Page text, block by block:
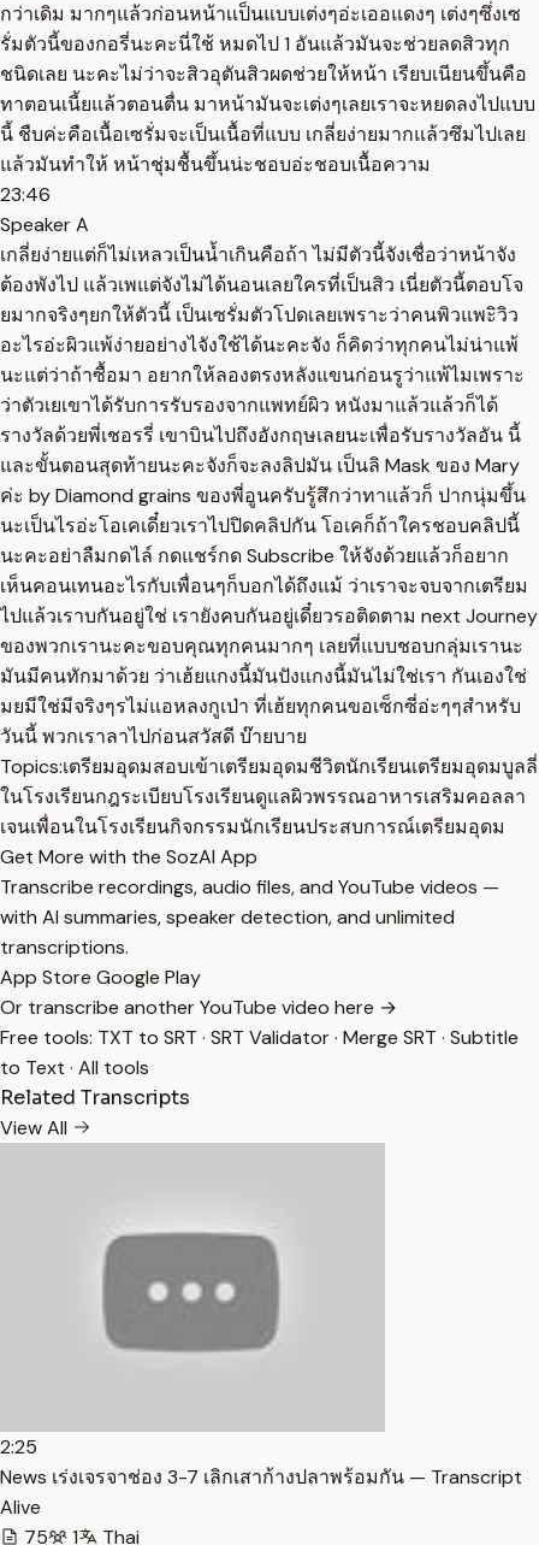
กว่าเดิม มากๆแล้วก่อนหน้าเเป็นแบบเต่งๆอ่ะเออแดงๆ เต่งๆซึ่งเซ
รั่มตัวนี้ของกอรี่นะคะนี่ใช้ หมดไป 1 อันแล้วมันจะช่วยลดสิวทุก
ชนิดเลย นะคะไม่ว่าจะสิวอุตันสิวผดช่วยให้หน้า เรียบเนียนขึ้นคือ
ทาตอนเนี้ยแล้วตอนตื่น มาหน้ามันจะเต่งๆเลยเราจะหยดลงไปแบบ
นี้ ชืบค่ะคือเนื้อเซรั่มจะเป็นเนื้อที่แบบ เกลี่ยง่ายมากแล้วซึมไปเลย
แล้วมันทำให้ หน้าชุ่มชื้นขึ้นน่ะชอบอ่ะชอบเนื้อความ
23:46
Speaker A
เกลี่ยง่ายแต่ก็ไม่เหลวเป็นน้ำเกินคือถ้า ไม่มีตัวนี้จังเชื่อว่าหน้าจัง
ต้องพังไป แล้วเพแต่จังไม่ได้นอนเลยใครที่เป็นสิว เนี่ยตัวนี้ตอบโจ
ยมากจริงๆยกให้ตัวนี้ เป็นเซรั่มตัวโปดเลยเพราะว่าคนพิวแพะิวิว
อะไรอ่ะผิวแพ้ง่ายอย่างไจังใช้ได้นะคะจัง ก็คิดว่าทุกคนไม่น่าแพ้
นะแต่ว่าถ้าซื้อมา อยากให้ลองตรงหลังแขนก่อนรูว่าแพ้ไมเพราะ
ว่าตัวเยเขาได้รับการรับรองจากแพทย์ผิว หนังมาแล้วแล้วก็ได้
รางวัลด้วยพี่เชอรรี่ เขาบินไปถึงอังกฤษเลยนะเพื่อรับรางวัลอัน นี้
และขั้นตอนสุดท้ายนะคะจังก็จะลงลิปมัน เป็นลิ Mask ของ Mary
ค่ะ by Diamond grains ของพี่อูนครับรู้สึกว่าทาแล้วก็ ปากนุ่มขึ้น
นะเป็นไรอ่ะโอเคเดี๋ยวเราไปปิดคลิปกัน โอเคก็ถ้าใครชอบคลิปนี้
นะคะอย่าลืมกดไล์ กดแชร์กด Subscribe ให้จังด้วยแล้วก็อยาก
เห็นคอนเทนอะไรกับเพื่อนๆก็บอกได้ถึงแม้ ว่าเราจะจบจากเตรียม
ไปแล้วเราบกันอยู่ใช่ เรายังคบกันอยู่เดี๋ยวรอติดตาม next Journey
ของพวกเรานะคะขอบคุณทุกคนมากๆ เลยที่แบบชอบกลุ่มเรานะ
มันมีคนทักมาด้วย ว่าเฮ้ยแกงนี้มันปังแกงนี้มันไม่ใช่เรา กันเองใช่
มยมีใช่มีจริงๆรไม่แอหลงกูเป่า ที่เฮ้ยทุกคนขอเซ็กซี่อ่ะๆๆสำหรับ
วันนี้ พวกเราลาไปก่อนสวัสดี บ๊ายบาย
Topics:เตรียมอุดมสอบเข้าเตรียมอุดมชีวิตนักเรียนเตรียมอุดมบูลลี่
ในโรงเรียนกฎระเบียบโรงเรียนดูแลผิวพรรณอาหารเสริมคอลลา
เจนเพื่อนในโรงเรียนกิจกรรมนักเรียนประสบการณ์เตรียมอุดม
Get More with the SozAI App
Transcribe recordings, audio files, and YouTube videos —
with AI summaries, speaker detection, and unlimited
transcriptions.
App Store Google Play
Or transcribe another YouTube video here →
Free tools: TXT to SRT · SRT Validator· Merge SRT · Subtitle
to Text · All tools
Related Transcripts
View All
2:25
News เร่งเจรจาช่อง 3-7 เลิกเสาก้างปลาพร้อมกัน — Transcript
Alive
75
1 Thai